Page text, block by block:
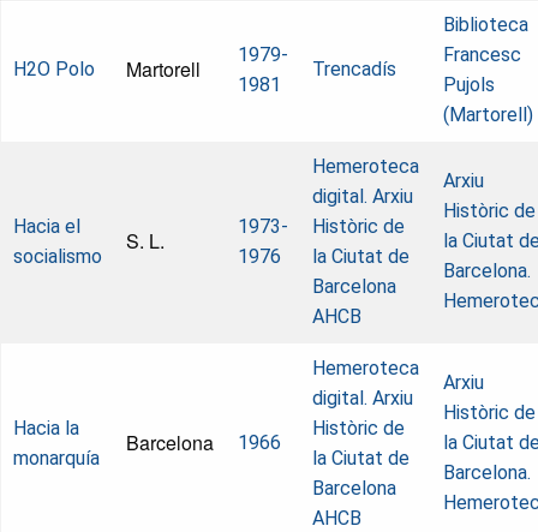
H2O Polo Martorell
1979-
1981
Trencadís
Biblioteca
Francesc
Pujols
(Martorell)
Hacia el
socialismo
S. L.
1973-
1976
Hemeroteca
digital. Arxiu
Històric de
la Ciutat de
Barcelona
AHCB
Arxiu
Històric de
la Ciutat
Barcelona.
Hacia la
monarquía
Barcelona 1966
Hemeroteca
digital. Arxiu
Històric de
la Ciutat de
Barcelona
AHCB
Arxiu
Històric de
la Ciutat
Barcelona.